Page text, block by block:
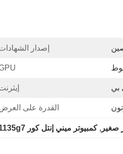
إصدار
القدرة على
, كمبيوتر ميني إنتل كور i5 1135g7